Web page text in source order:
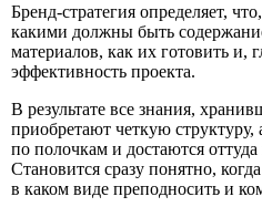
Бренд-стратегия определяет,
какими должны быть
материалов, как их готовить и,
эффективность проекта.
В результате все знания,
приобретают четкую структуру,
по полочкам и достаются
Становится сразу понятно,
в каком виде преподносить и